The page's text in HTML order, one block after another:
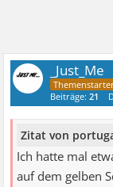
_Just_Me
Beiträge:21
Zitat von
Ich hatte mal
auf dem gelben